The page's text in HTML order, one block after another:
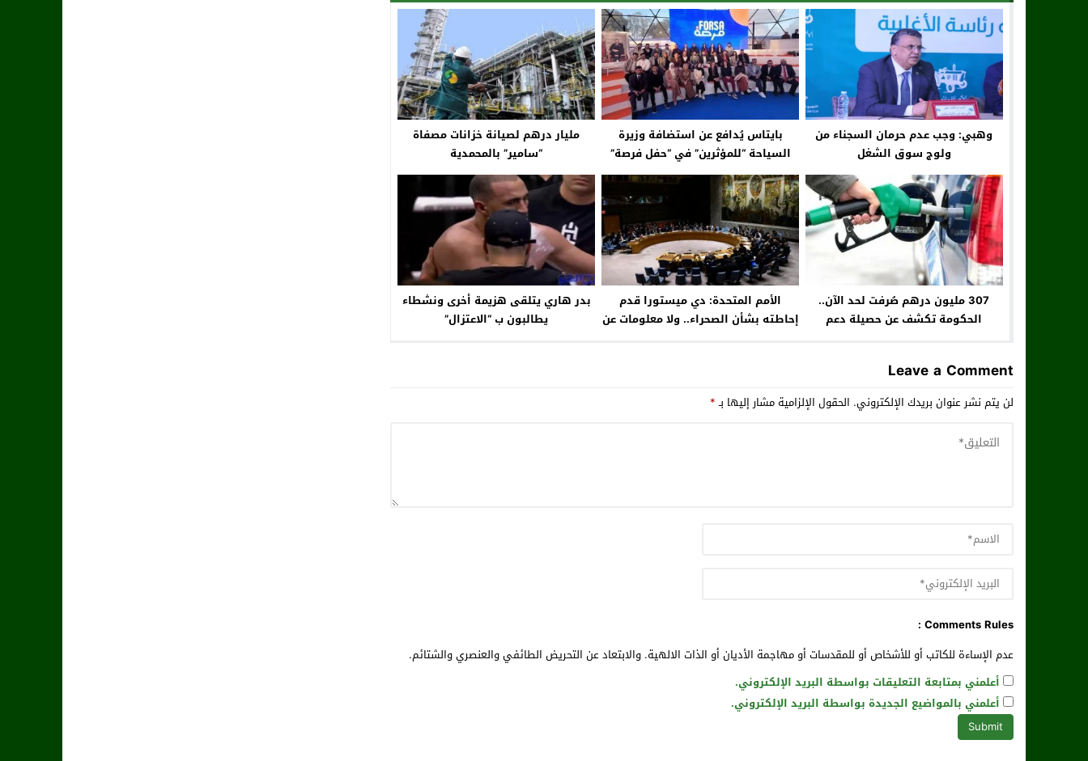
وهبي: وجب عدم حرمان السجناء من
ولوج سوق الشغل
بايتاس يُدافع عن استضافة وزيرة
السياحة “للمؤثرين” في “حفل فرصة”
مليار درهم لصيانة خزانات مصفاة
“سامير” بالمحمدية
307 مليون درهم صُرفت لحد الآن..
الحكومة تكشف عن حصيلة دعم
الأمم المتحدة: دي ميستورا قدم
إحاطته بشأن الصحراء.. ولا معلومات عن
بدر هاري يتلقى هزيمة أخرى ونشطاء
يطالبون ب “الاعتزال”
Leave a Comment
لن يتم نشر عنوان بريدك الإلكتروني. الحقول الإلزامية مشار إليها بـ*
Comments Rules :
عدم الإساءة للكاتب أو للأشخاص أو للمقدسات أو مهاجمة الأديان أو الذات الالهية. والابتعاد عن التحريض الطائفي والعنصري والشتائم.
أعلمني بمتابعة التعليقات بواسطة البريد الإلكتروني.
أعلمني بالمواضيع الجديدة بواسطة البريد الإلكتروني.